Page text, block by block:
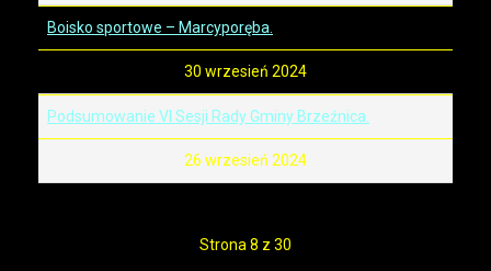
Boisko sportowe – Marcyporęba.
30 wrzesień 2024
Podsumowanie VI Sesji Rady Gminy Brzeźnica.
26 wrzesień 2024
Strona 8 z 30